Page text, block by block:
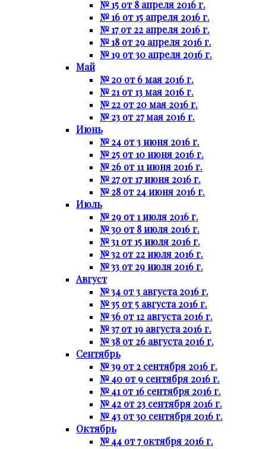
№ 15 от 8 апреля 2016 г.
№ 16 от 15 апреля 2016 г.
№ 17 от 22 апреля 2016 г.
№ 18 от 29 апреля 2016 г.
№ 19 от 30 апреля 2016 г.
Май
№ 20 от 6 мая 2016 г.
№ 21 от 13 мая 2016 г.
№ 22 от 20 мая 2016 г.
№ 23 от 27 мая 2016 г.
Июнь
№ 24 от 3 июня 2016 г.
№ 25 от 10 июня 2016 г.
№ 26 от 11 июня 2016 г.
№ 27 от 17 июня 2016 г.
№ 28 от 24 июня 2016 г.
Июль
№ 29 от 1 июля 2016 г.
№ 30 от 8 июля 2016 г.
№ 31 от 15 июля 2016 г.
№ 32 от 22 июля 2016 г.
№ 33 от 29 июля 2016 г.
Август
№ 34 от 3 августа 2016 г.
№ 35 от 5 августа 2016 г.
№ 36 от 12 августа 2016 г.
№ 37 от 19 августа 2016 г.
№ 38 от 26 августа 2016 г.
Сентябрь
№ 39 от 2 сентября 2016 г.
№ 40 от 9 сентября 2016 г.
№ 41 от 16 сентября 2016 г.
№ 42 от 23 сентября 2016 г.
№ 43 от 30 сентября 2016 г.
Октябрь
№ 44 от 7 октября 2016 г.